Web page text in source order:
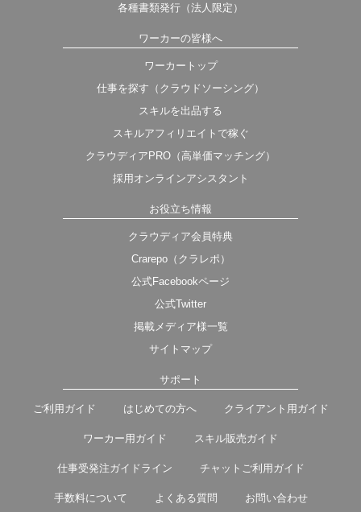
各種書類発行（法人限定）
ワーカーの皆様へ
ワーカートップ
仕事を探す（クラウドソーシング）
スキルを出品する
スキルアフィリエイトで稼ぐ
クラウディアPRO（高単価マッチング）
採用オンラインアシスタント
お役立ち情報
クラウディア会員特典
Crarepo（クラレポ）
公式Facebookページ
公式Twitter
掲載メディア様一覧
サイトマップ
サポート
ご利用ガイド はじめての方へ クライアント用ガイド
ワーカー用ガイド スキル販売ガイド
仕事受発注ガイドライン チャットご利用ガイド
手数料について よくある質問 お問い合わせ